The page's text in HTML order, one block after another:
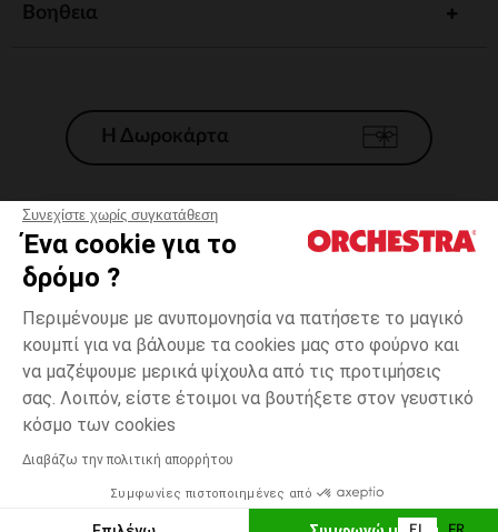
Συνεχίστε χωρίς συγκατάθεση
Ένα cookie για το
δρόμο ?
Περιμένουμε με ανυπομονησία να πατήσετε το μαγικό
κουμπί για να βάλουμε τα cookies μας στο φούρνο και
να μαζέψουμε μερικά ψίχουλα από τις προτιμήσεις
σας. Λοιπόν, είστε έτοιμοι να βουτήξετε στον γευστικό
κόσμο των cookies
Διαβάζω την πολιτική απορρήτου
Συμφωνίες πιστοποιημένες από
Λευκό
3
Δυνατότητα πληρωμής με
ΠΡΟΣΘΉΚΗ ΣΤΟ ΚΑΛΆΘΙ
Βοηθεια
Η Δωροκάρτα
Γενικοί 'Οροι Πώλησης
*Εμπορικες προσφορες
Προσωπικά δεδομένα
Διαχείρηση των cookies
Προσβασιμότητα: μη συμμορφούμενη
H Orchestra συμμετέχει στον κωδικά δεοντολογίας και στο σύστημα
μεσολάβησης της Γαλλικής Ομοσπονδίας Ηλεκτρονικού Εμπορίου.